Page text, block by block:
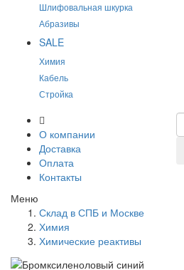
Шлифовальная шкурка
Абразивы
SALE
Химия
Кабель
Стройка
О компании
Доставка
Оплата
Контакты
Меню
Склад в СПБ и Москве
Химия
Химические реактивы